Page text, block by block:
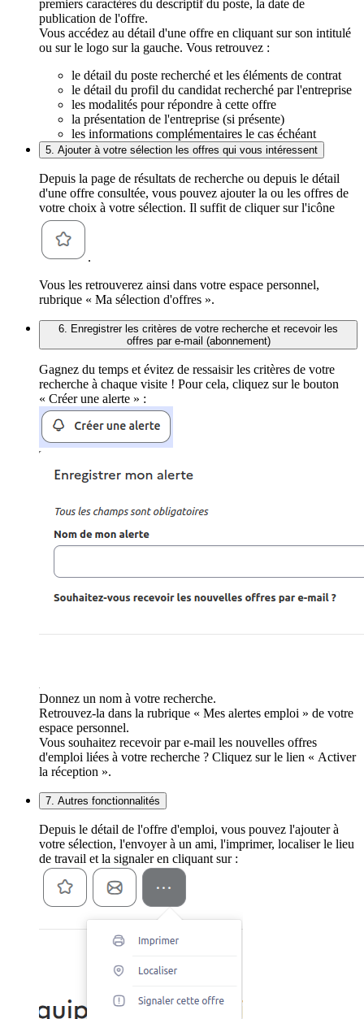
premiers caractères du descriptif du poste, la date de
publication de l'offre.
Vous accédez au détail d'une offre en cliquant sur son intitulé
ou sur le logo sur la gauche. Vous retrouvez :
le détail du poste recherché et les éléments de contrat
le détail du profil du candidat recherché par l'entreprise
les modalités pour répondre à cette offre
la présentation de l'entreprise (si présente)
les informations complémentaires le cas échéant
5. Ajouter à votre sélection les offres qui vous intéressent
Depuis la page de résultats de recherche ou depuis le détail
d'une offre consultée, vous pouvez ajouter la ou les offres de
votre choix à votre sélection. Il suffit de cliquer sur l'icône
.
Vous les retrouverez ainsi dans votre espace personnel,
rubrique « Ma sélection d'offres ».
6. Enregistrer les critères de votre recherche et recevoir les
offres par e-mail (abonnement)
Gagnez du temps et évitez de ressaisir les critères de votre
recherche à chaque visite ! Pour cela, cliquez sur le bouton
« Créer une alerte » :
Donnez un nom à votre recherche.
Retrouvez-la dans la rubrique « Mes alertes emploi » de votre
espace personnel.
Vous souhaitez recevoir par e-mail les nouvelles offres
d'emploi liées à votre recherche ? Cliquez sur le lien « Activer
la réception ».
7. Autres fonctionnalités
Depuis le détail de l'offre d'emploi, vous pouvez l'ajouter à
votre sélection, l'envoyer à un ami, l'imprimer, localiser le lieu
de travail et la signaler en cliquant sur :